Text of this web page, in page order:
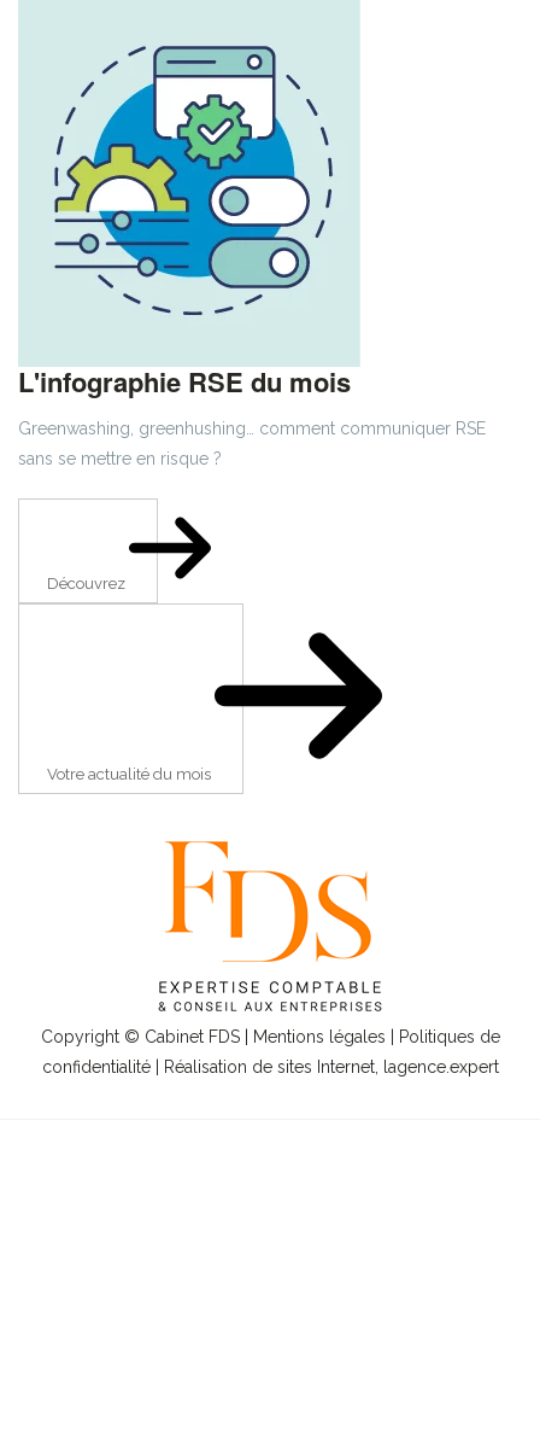
L'infographie RSE du mois
Greenwashing, greenhushing… comment communiquer RSE
sans se mettre en risque ?
Découvrez
Votre actualité du mois
Copyright © Cabinet FDS | Mentions légales
Politiques de
confidentialité| Réalisation de sites Internet, lagence.expert